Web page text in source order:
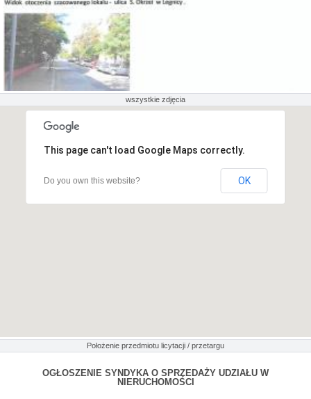
wszystkie zdjęcia
This page can't load Google Maps correctly.
Do you own this website? OK
Położenie przedmiotu licytacji / przetargu
OGŁOSZENIE SYNDYKA O SPRZEDAŻY UDZIAŁU W
NIERUCHOMOŚCI